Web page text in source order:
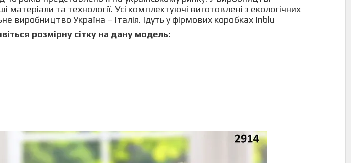
матеріали та технології. Усі комплектуючі виготовлені з екологічних
виробництво Україна – Італія. Ідуть у фірмових коробках Inblu
розмірну сітку на дану модель: